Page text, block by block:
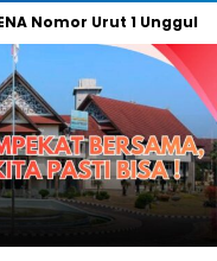
Urut 1 Unggul di